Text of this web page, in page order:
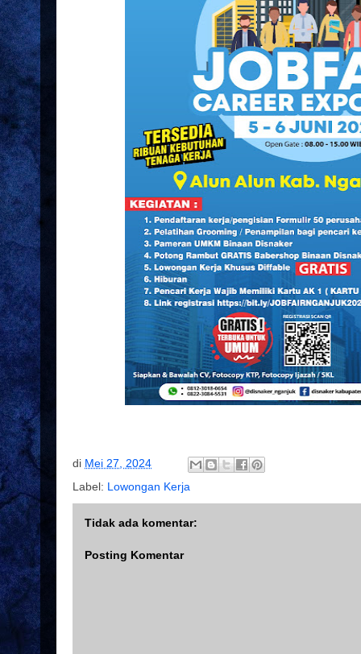
di Mei 27, 2024
Label: Lowongan Kerja
Tidak ada komentar:
Posting Komentar